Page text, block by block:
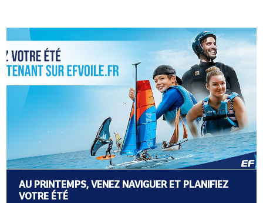
AU PRINTEMPS, VENEZ NAVIGUER ET PLANIFIEZ
VOTRE ÉTÉ